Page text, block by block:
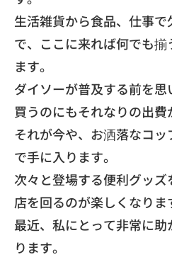
生活雑貨から食品、仕事
で、 ここに来れば何でも
ます。
ダイソーが普及する前を思
買うのにもそれなりの出費
それが今や、 お洒落なコ
で手に入ります。
次々と登場する便利グッズ
店を回るのが楽しくなりま
最近、私にとって非常に
ります。